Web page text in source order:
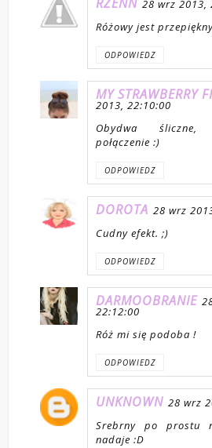
28 wrz 2013,
Różowy jest
ODPOWIEDZ
MY STRAWBERRY
2013, 22:10:00
Obydwa
połączenie :)
ODPOWIEDZ
DOROTA 28 wrz
Cudny efekt. ;)
ODPOWIEDZ
DARMOOBRANIE
22:12:00
Róż mi się podoba !
ODPOWIEDZ
UNKNOWN 28 wrz
Srebrny po prostu
nadaje :D